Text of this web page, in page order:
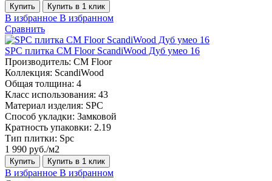
Купить Купить в 1 клик
В избранное В избранном
Сравнить
SPC плитка CM Floor ScandiWood Дуб умео 16
Производитель: CM Floor
Коллекция: ScandiWood
Общая толщина: 4
Класс использования: 43
Материал изделия: SPC
Способ укладки: Замковой
Кратность упаковки: 2.19
Тип плитки: Spc
1 990 руб./м2
Купить Купить в 1 клик
В избранное В избранном